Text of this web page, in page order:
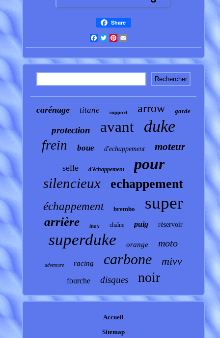
Share
Facebook
TwitterPinterest
carénage titane support arrow garde
protection avant duke
frein boue d'echappement moteur
selle d'échappement pour
silencieux echappement
échappement brembo super
arrière inox chaîne puig réservoir
superduke orange moto
adventure racing carbone mivv
fourche disques noir
Accueil
Sitemap